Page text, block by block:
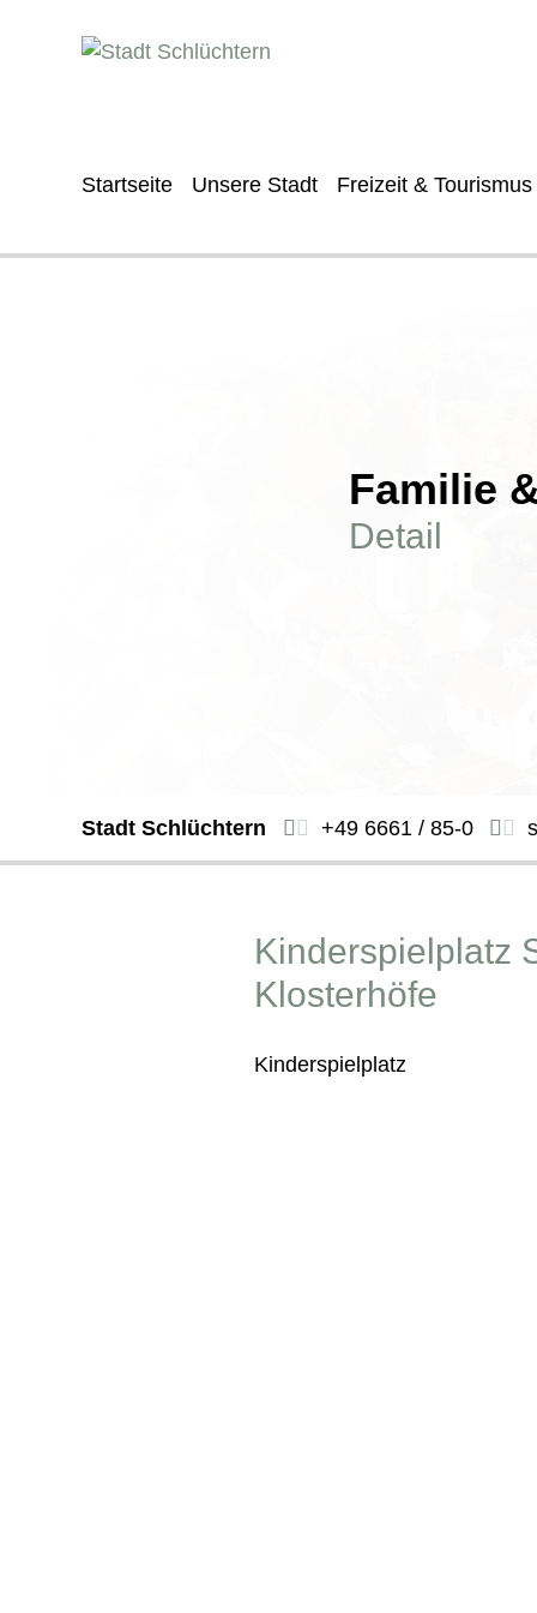
Startseite Unsere Stadt Freizeit & Tourismus
Familie
Detail
Stadt Schlüchtern +49 6661 / 85-0
Kinderspielplatz
Klosterhöfe
Kinderspielplatz